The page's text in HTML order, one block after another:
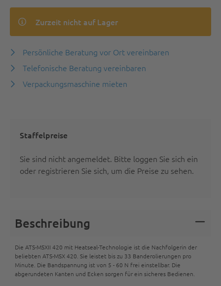
Zurzeit nicht auf Lager
Persönliche Beratung vor Ort vereinbaren
Telefonische Beratung vereinbaren
Verpackungsmaschine mieten
Staffelpreise
Sie sind nicht angemeldet. Bitte loggen Sie sich ein
oder registrieren Sie sich, um die Preise zu sehen.
Beschreibung
Die ATS-MSXII 420 mit Heatseal-Technologie ist die Nachfolgerin der
beliebten ATS-MSX 420. Sie leistet bis zu 33 Banderolierungen pro
Minute. Die Bandspannung ist von 5 - 60 N frei einstellbar. Die
abgerundeten Kanten und Ecken sorgen für ein sicheres Bedienen.